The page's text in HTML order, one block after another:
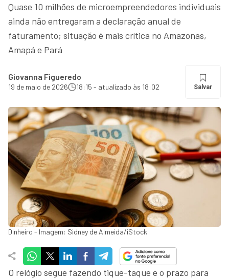
Quase 10 milhões de microempreendedores individuais
ainda não entregaram a declaração anual de
faturamento; situação é mais crítica no Amazonas,
Amapá e Pará
Giovanna Figueredo
19 de maio de 2026 18:15 - atualizado às 18:02 Salvar
Dinheiro - Imagem: Sidney de Almeida/iStock
O relógio segue fazendo tique-taque e o prazo para